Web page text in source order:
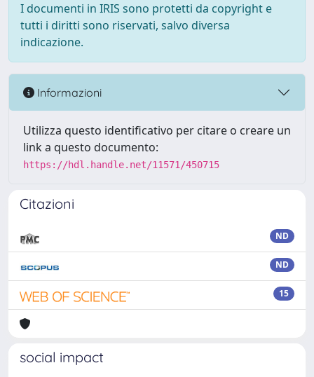
I documenti in IRIS sono protetti da copyright e
tutti i diritti sono riservati, salvo diversa
indicazione.
Informazioni
Utilizza questo identificativo per citare o creare un
link a questo documento:
https://hdl.handle.net/11571/450715
Citazioni
ND
ND
15
social impact